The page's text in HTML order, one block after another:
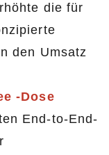
die für
den Umsatz
-Dose
End-to-End-